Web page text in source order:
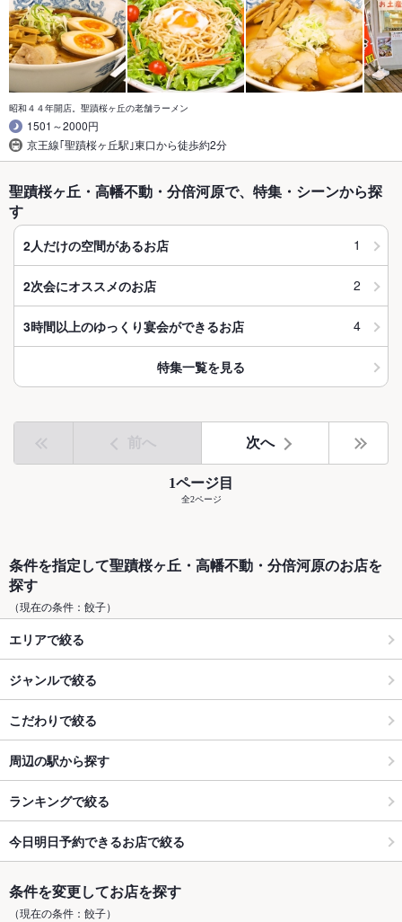
昭和４４年開店。聖蹟桜ヶ丘の老舗ラーメン
1501～2000円
京王線｢聖蹟桜ヶ丘駅｣東口から徒歩約2分
聖蹟桜ヶ丘・高幡不動・分倍河原で、特集・シーンから探
す
2人だけの空間があるお店 1
2次会にオススメのお店 2
3時間以上のゆっくり宴会ができるお店 4
特集一覧を見る
前へ 次へ
1ページ目
全2ページ
条件を指定して聖蹟桜ヶ丘・高幡不動・分倍河原のお店を
探す
（現在の条件：餃子）
エリアで絞る
ジャンルで絞る
こだわりで絞る
周辺の駅から探す
ランキングで絞る
今日明日予約できるお店で絞る
条件を変更してお店を探す
（現在の条件：餃子）